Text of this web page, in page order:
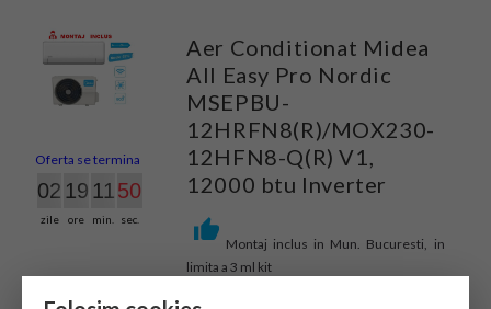
Oferta se termina in:
02
zile
19
ore
11
min.
49
sec.
Aer Conditionat Midea
All Easy Pro Nordic
MSEPBU-
12HRFN8(R)/MOX230-
12HFN8-Q(R) V1,
12000 btu Inverter
Montaj inclus in Mun. Bucuresti, in
limita a 3 ml kit